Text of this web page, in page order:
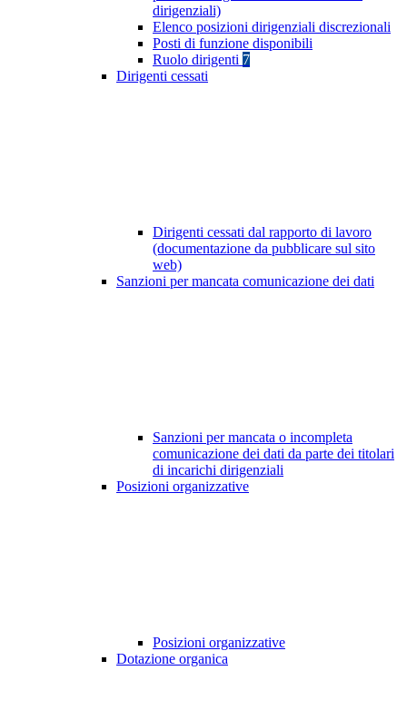
dirigenziali)
Elenco posizioni dirigenziali discrezionali
Posti di funzione disponibili
Ruolo dirigenti 7
Dirigenti cessati
Dirigenti cessati dal rapporto di lavoro
(documentazione da pubblicare sul sito
web)
Sanzioni per mancata comunicazione dei dati
Sanzioni per mancata o incompleta
comunicazione dei dati da parte dei titolari
di incarichi dirigenziali
Posizioni organizzative
Posizioni organizzative
Dotazione organica